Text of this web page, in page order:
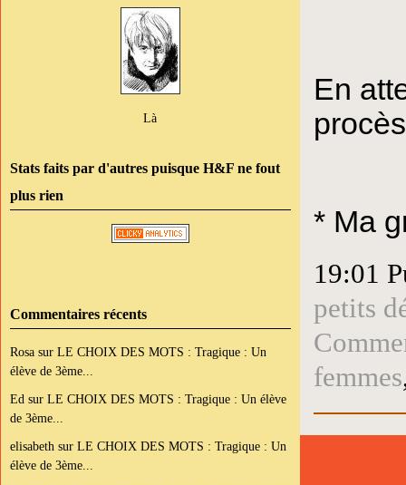
Là
Stats faits par d'autres puisque H&F ne fout
plus rien
Commentaires récents
Rosa sur LE CHOIX DES MOTS : Tragique : Un
élève de 3ème...
Ed sur LE CHOIX DES MOTS : Tragique : Un élève
de 3ème...
elisabeth sur LE CHOIX DES MOTS : Tragique : Un
élève de 3ème...
En
* Ma
19:01
petits
femmes